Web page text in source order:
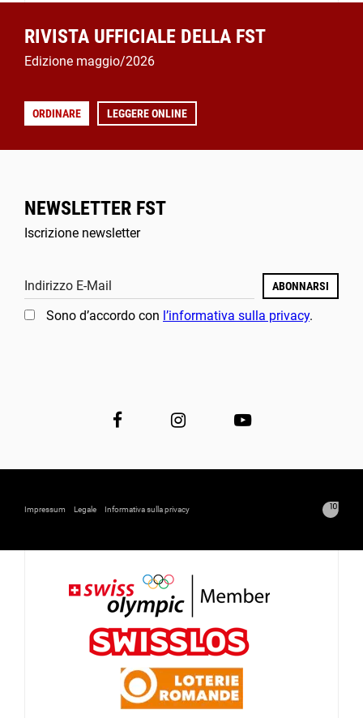
RIVISTA UFFICIALE DELLA FST
Edizione maggio/2026
ORDINARE LEGGERE ONLINE
NEWSLETTER FST
Iscrizione newsletter
Indirizzo E-Mail ABONNARSI
Sono d’accordo con l’informativa sulla privacy.
Impressum Legale Informativa sulla privacy